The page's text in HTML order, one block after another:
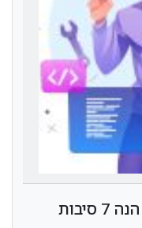
למה כדאי ללמוד Java? הנה 7 סיבות